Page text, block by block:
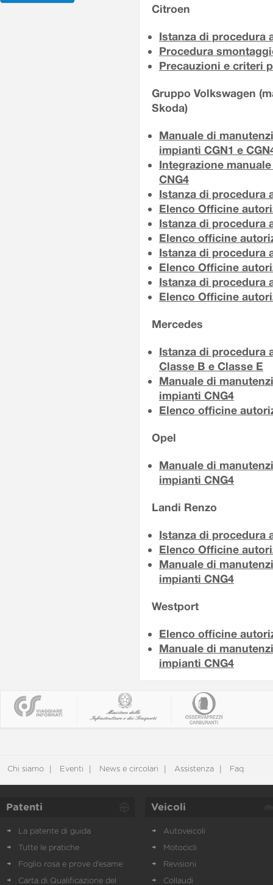
Citroen
Istanza di procedura
Procedura
Precauzioni e criteri
Gruppo Volkswagen
Skoda)
Manuale di
impianti CGN1 e
Integrazione
CNG4
Istanza di procedura
Elenco Officine
Istanza di procedura
Elenco officine
Istanza di procedura
Elenco Officine
Istanza di procedura
Elenco Officine
Mercedes
Istanza di procedura
Classe B e Classe E
Manuale di
impianti CNG4
Elenco officine
Opel
Manuale di
impianti CNG4
Landi Renzo
Istanza di procedura
Elenco Officine
Manuale di
impianti CNG4
Westport
Elenco officine
Manuale di
impianti CNG4
Chi siamo Eventi News e circolari Assistenza Faq
Patenti
La patente di guida
Tutte le pratiche
Foglio rosa e prove d’esame
Carta di Qualificazione del
Veicoli
Autoveicoli
Motocicli
Revisioni
Collaudi